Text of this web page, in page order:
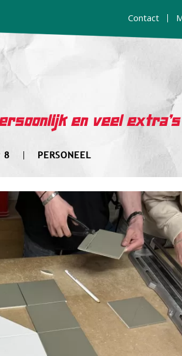
Contact
en veel extra’s
8 PERSONEEL